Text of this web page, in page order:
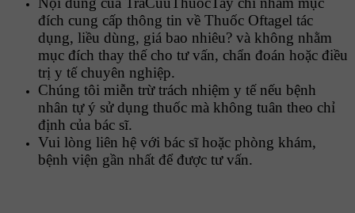
đích cung cấp thông tin về Thuốc Oftagel tác
dụng, liều dùng, giá bao nhiêu? và không nhằm
mục đích thay thế cho tư vấn, chẩn đoán hoặc điều
trị y tế chuyên nghiệp.
Chúng tôi miễn trừ trách nhiệm y tế nếu bệnh
nhân tự ý sử dụng thuốc mà không tuân theo chỉ
định của bác sĩ.
Vui lòng liên hệ với bác sĩ hoặc phòng khám,
bệnh viện gần nhất để được tư vấn.